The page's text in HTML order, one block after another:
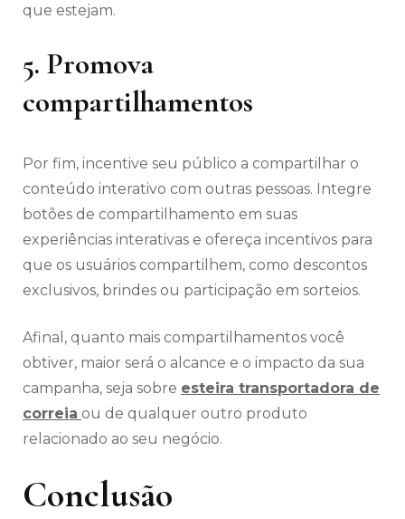
que estejam.
5. Promova
compartilhamentos
Por fim, incentive seu público a compartilhar o
conteúdo interativo com outras pessoas. Integre
botões de compartilhamento em suas
experiências interativas e ofereça incentivos para
que os usuários compartilhem, como descontos
exclusivos, brindes ou participação em sorteios.
Afinal, quanto mais compartilhamentos você
obtiver, maior será o alcance e o impacto da sua
campanha, seja sobre esteira transportadora de
correia ou de qualquer outro produto
relacionado ao seu negócio.
Conclusão